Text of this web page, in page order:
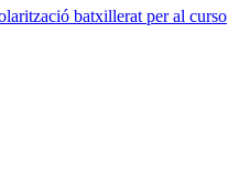
batxillerat per al curso